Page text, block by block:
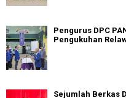
Pengurus DPC
Pengukuhan
Sejumlah Berkas